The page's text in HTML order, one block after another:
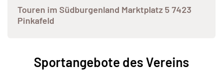
Touren im Südburgenland Marktplatz 5 7423
Pinkafeld
Sportangebote des Vereins